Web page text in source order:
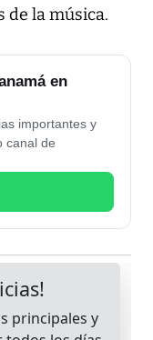
de la música.
en
importantes y
canal de